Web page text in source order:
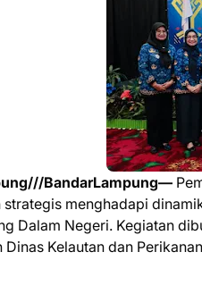
BandarLampung—
strategis menghadapi
Dalam Negeri. Kegiatan
Kelautan dan